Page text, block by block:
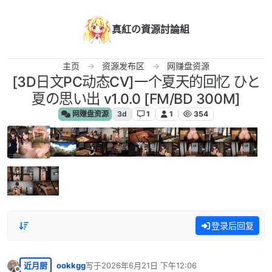
真紅の資源討論組
主页 资源发布区 网赚盘资源
[3D日文PC动态CV]一个夏天的回忆 ひと
夏の思い出 v1.0.0 [FM/BD 300M]
网赚盘资源 3d 1 1 354
登录后回复
近月厨 ookkgg写于2026年6月21日 下午12:06